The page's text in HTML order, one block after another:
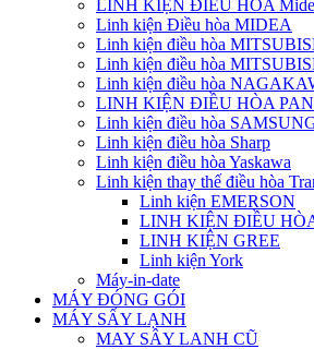
LINH KIỆN ĐIỀU HÒA
Linh kiện Điều hòa MIDEA
Linh kiện điều hòa
Linh kiện điều hòa
Linh kiện điều hòa
LINH KIỆN ĐIỀU HÒA
Linh kiện điều hòa
Linh kiện điều hòa Sharp
Linh kiện điều hòa Yaskawa
Linh kiện thay thế điều hòa
Linh kiện EMERSON
LINH KIỆN ĐIỀU
LINH KIỆN GREE
Linh kiện York
Máy-in-date
MÁY ĐÓNG GÓI
MÁY SẤY LẠNH
MAY SÂY LANH CŨ